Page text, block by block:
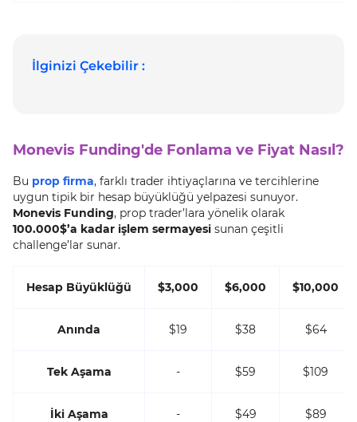
İlginizi Çekebilir :
Monevis Funding'de Fonlama ve Fiyat Nasıl?
Bu prop firma, farklı trader ihtiyaçlarına ve tercihlerine
uygun tipik bir hesap büyüklüğü yelpazesi sunuyor.
Monevis Funding, prop trader’lara yönelik olarak
100.000$’a kadar işlem sermayesi sunan çeşitli
challenge’lar sunar.
Hesap Büyüklüğü $3,000 $6,000 $10,000
Anında $19 $38 $64
Tek Aşama - $59 $109
İki Aşama - $49 $89